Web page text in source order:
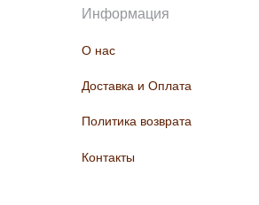
Информация
О нас
Доставка и Оплата
Политика возврата
Контакты